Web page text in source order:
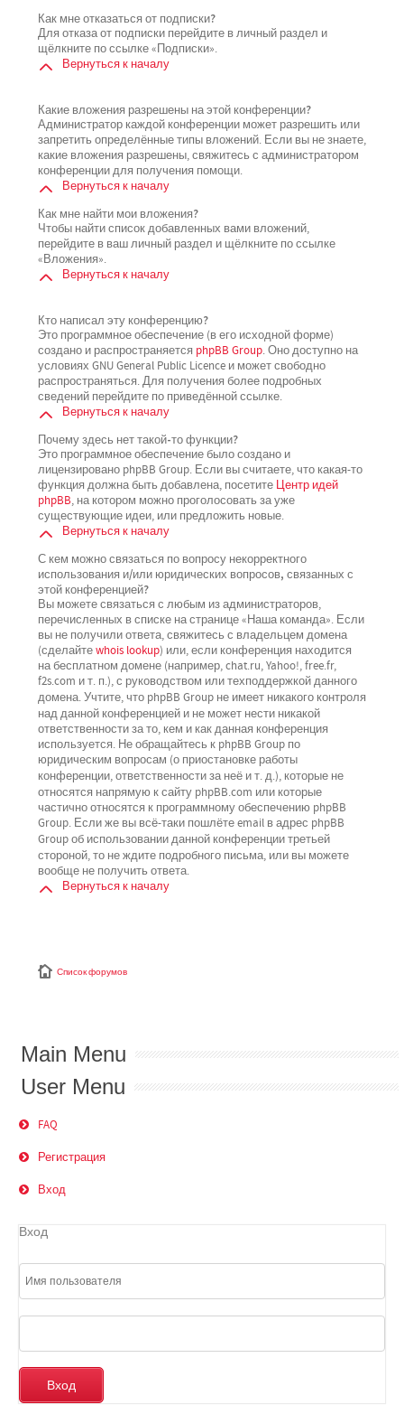
Как мне отказаться от подписки?
Для отказа от подписки перейдите в личный раздел и
щёлкните по ссылке «Подписки».
Вернуться к началу
Какие вложения разрешены на этой конференции?
Администратор каждой конференции может разрешить или
запретить определённые типы вложений. Если вы не знаете,
какие вложения разрешены, свяжитесь с администратором
конференции для получения помощи.
Вернуться к началу
Как мне найти мои вложения?
Чтобы найти список добавленных вами вложений,
перейдите в ваш личный раздел и щёлкните по ссылке
«Вложения».
Вернуться к началу
Кто написал эту конференцию?
Это программное обеспечение (в его исходной форме)
создано и распространяется phpBB Group. Оно доступно на
условиях GNU General Public Licence и может свободно
распространяться. Для получения более подробных
сведений перейдите по приведённой ссылке.
Вернуться к началу
Почему здесь нет такой-то функции?
Это программное обеспечение было создано и
лицензировано phpBB Group. Если вы считаете, что какая-то
функция должна быть добавлена, посетите Центр идей
phpBB, на котором можно проголосовать за уже
существующие идеи, или предложить новые.
Вернуться к началу
С кем можно связаться по вопросу некорректного
использования и/или юридических вопросов, связанных с
этой конференцией?
Вы можете связаться с любым из администраторов,
перечисленных в списке на странице «Наша команда». Если
вы не получили ответа, свяжитесь с владельцем домена
(сделайтеwhois lookup) или, если конференция находится
на бесплатном домене (например, chat.ru, Yahoo!, free.fr,
f2s.com и т. п.), с руководством или техподдержкой данного
домена. Учтите, что phpBB Group не имеет никакого контроля
над данной конференциейи не может нести никакой
ответственности за то, кем и как данная конференция
используется. Не обращайтесь к phpBB Group по
юридическим вопросам (о приостановке работы
конференции, ответственности за неё и т. д.), которые не
относятся напрямуюк сайту phpBB.com или которые
частично относятся к программному обеспечению phpBB
Group. Если же вы всё-таки пошлёте email в адрес phpBB
Group об использовании данной конференциитретьей
стороной, то не ждите подробного письма, или вы можете
вообще не получить ответа.
Вернуться к началу
Список форумов
Main Menu
User Menu
FAQ
Регистрация
Вход
Вход